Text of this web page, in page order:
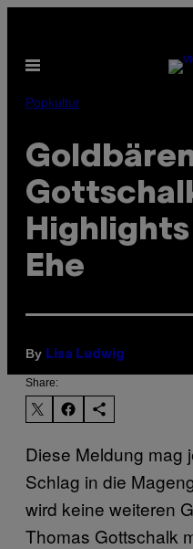
content
Open
Popkultur
Ehe
By Lisa Ludwig
Share:
​Diese Meldung mag
Schlag in die
wird keine weiteren
Thomas Gottschalk